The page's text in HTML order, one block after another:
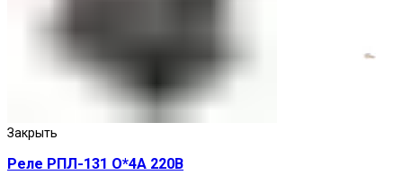
Приставки выдержки времени
Закрыть
Реле РПЛ-131 О*4А 220В